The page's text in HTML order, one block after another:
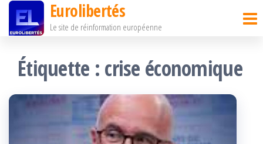
Passer
contenu
Eurolibertés
Le site de réinformation européenne
Étiquette : crise économique